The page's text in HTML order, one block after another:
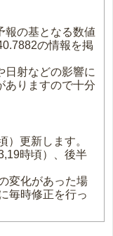
報の基となる数値
の情報を掲
日射などの影響に
ありますので十分
）更新します。
時頃）、後半
変化があった場
毎時修正を行っ